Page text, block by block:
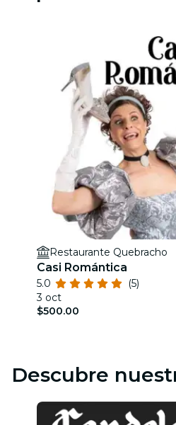
Restaurante Quebracho
Casi Romántica
5.0
(5)
3 oct
$500.00
Descubre